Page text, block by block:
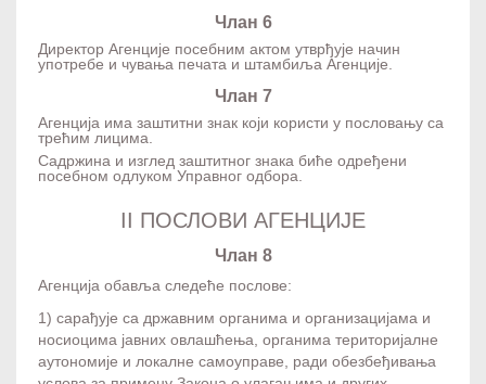
Члан 6
Директор Агенције посебним актом утврђује начин
употребе и чувања печата и штамбиља Агенције.
Члан 7
Агенција има заштитни знак који користи у пословању са
трећим лицима.
Садржина и изглед заштитног знака биће одређени
посебном одлуком Управног одбора.
II ПОСЛОВИ АГЕНЦИЈЕ
Члан 8
Агенција обавља следеће послове:
1) сарађује са државним органима и организацијама и
носиоцима јавних овлашћења, органима територијалне
аутономије и локалне самоуправе, ради обезбеђивања